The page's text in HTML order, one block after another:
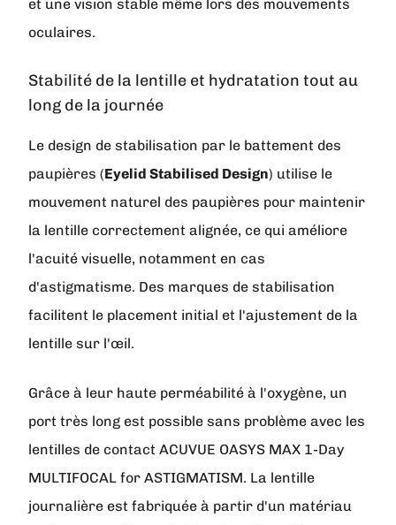
et une vision stable même lors des mouvements
oculaires.
Stabilité de la lentille et hydratation tout au
long de la journée
Le design de stabilisation par le battement des
paupières (Eyelid Stabilised Design) utilise le
mouvement naturel des paupières pour maintenir
la lentille correctement alignée, ce qui améliore
l'acuité visuelle, notamment en cas
d'astigmatisme. Des marques de stabilisation
facilitent le placement initial et l'ajustement de la
lentille sur l'œil.
Grâce à leur haute perméabilité à l'oxygène, un
port très long est possible sans problème avec les
lentilles de contact ACUVUE OASYS MAX 1-Day
MULTIFOCAL for ASTIGMATISM. La lentille
journalière est fabriquée à partir d'un matériau